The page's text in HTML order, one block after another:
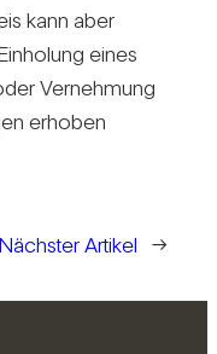
kann aber
eines
Ver­neh­mung
erhoben
Nächster Artikel
→